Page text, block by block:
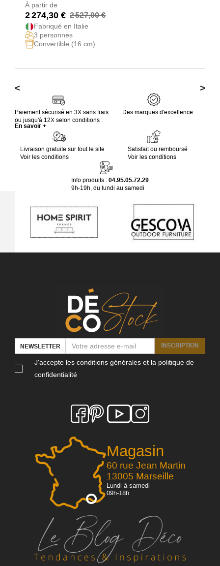
À partir de
2 274,30 € 2 527,00 €
Fabriqué en Italie
3 personnes
Convertible (16 cm)
< >
Paiement sécurisé en 3X sans frais
ou jusqu'à 12X selon conditions :
En savoir +
Des marques d'excellence
Livraison gratuite sur tout le site
Voir les conditions
Satisfait ou remboursé
Voir les conditions
Info produits : 04.95.05.72.29
9h-19h, du lundi au samedi
Magasin
60 rue Jean Martin
13005 Marseille
Lundi à samedi
09h-18h
NEWSLETTER INSCRIPTION
J'accepte les conditions générales et la politique de
confidentialité